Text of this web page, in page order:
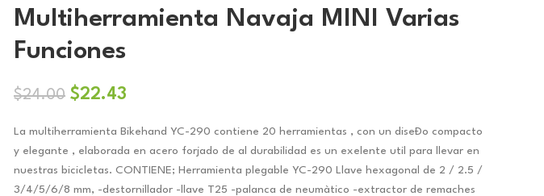
Multiherramienta Navaja MINI Varias
Funciones
$24.00 El
original
era:
$24.00.
$22.43
actual
es:
$22.43.
La multiherramienta Bikehand YC-290 contiene 20 herramientas , con un diseÐo compacto
y elegante , elaborada en acero forjado de al durabilidad es un exelente util para llevar en
nuestras bicicletas. CONTIENE; Herramienta plegable YC-290 Llave hexagonal de 2 / 2.5 /
3/4/5/6/8 mm, -destornillador -llave T25 -palanca de neumàtico -extractor de remaches